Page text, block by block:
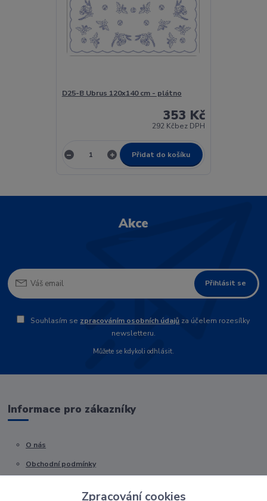
D25-B Ubrus 120x140 cm - plátno
353 Kč
292 Kčbez DPH
Přidat do košíku
Akce
Přihlásit se
Souhlasím se zpracováním osobních údajů za účelem rozesílky
newsletteru.
Můžete se kdykoli odhlásit.
Informace pro zákazníky
O nás
Obchodní podmínky
Zpracování cookies